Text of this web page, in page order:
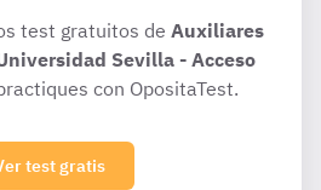
test gratuitos de Auxiliares
Sevilla - Acceso
con OpositaTest.
test gratis